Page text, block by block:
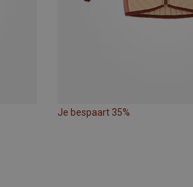
Je bespaart 35%